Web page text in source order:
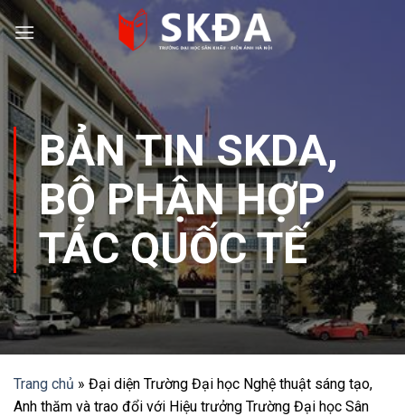
Skip
to
content
BẢN TIN SKDA,
BỘ PHẬN HỢP
TÁC QUỐC TẾ
Trang chủ » Đại diện Trường Đại học Nghệ thuật sáng tạo,
Anh thăm và trao đổi với Hiệu trưởng Trường Đại học Sân